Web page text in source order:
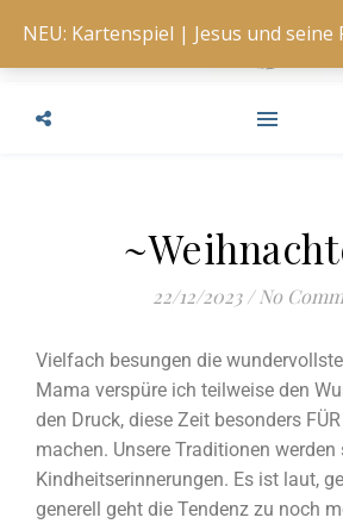
22/12/2023 / No
Vielfach besungen die
Mama verspüre ich teilweise den
den Druck, diese Zeit besonders
machen. Unsere Traditionen
Kindheitserinnerungen. Es ist laut,
generell geht die Tendenz zu noch
NEU: Kartenspiel | Jesus und seine